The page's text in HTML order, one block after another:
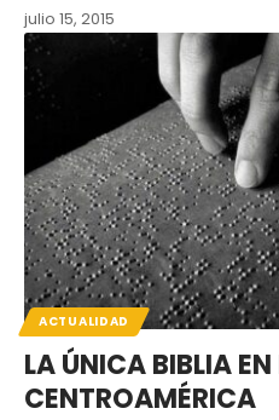
julio 15, 2015
ACTUALIDAD
LA ÚNICA BIBLIA EN
CENTROAMÉRICA